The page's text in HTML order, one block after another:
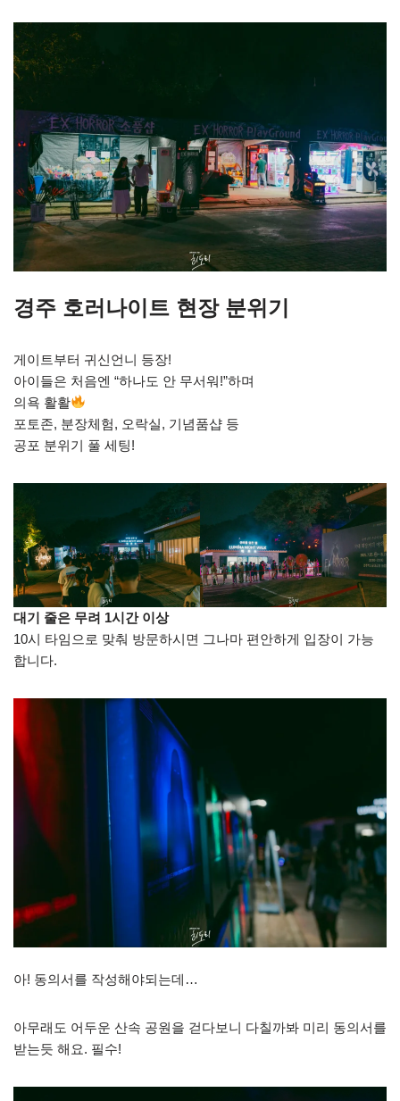
경주 호러나이트 현장 분위기
게이트부터 귀신언니 등장!
아이들은 처음엔 “하나도 안 무서워!”하며
의욕 활활
포토존, 분장체험, 오락실, 기념품샵 등
공포 분위기 풀 세팅!
대기 줄은 무려 1시간 이상
10시 타임으로 맞춰 방문하시면 그나마 편안하게 입장이 가능
합니다.
아! 동의서를 작성해야되는데…
아무래도 어두운 산속 공원을 걷다보니 다칠까봐 미리 동의서를
받는듯 해요. 필수!